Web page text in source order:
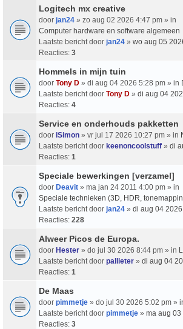
Logitech mx creative
door jan24 » zo aug 02 2026 4:47 pm » in
Computer hardware en software algemeen
Laatste bericht door jan24 » wo aug 05
Reacties: 3
Hommels in mijn tuin
door Tony D » di aug 04 2026 5:28 pm » in
Laatste bericht door Tony D » di aug 04
Reacties: 4
Service en onderhouds pakketten
door iSimon » vr jul 17 2026 10:27 pm » in
Laatste bericht door keenoncoolstuff » di
Reacties: 1
Speciale bewerkingen [verzamel]
door Deavit » ma jan 24 2011 4:00 pm » in
Speciale technieken (3D, HDR,
Laatste bericht door jan24 » di aug 04
Reacties: 228
Alweer Picos de Europa.
door Hester » do jul 30 2026 8:44 pm » in
Laatste bericht door pallieter » di aug 04
Reacties: 1
De Maas
door pimmetje » do jul 30 2026 5:02 pm »
Laatste bericht door pimmetje » ma aug
Reacties: 3